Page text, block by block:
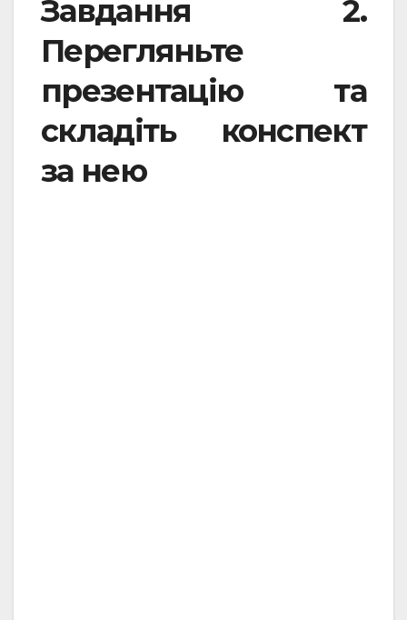
Завдання 2.
Перегляньте
презентацію та
складіть конспект
за нею